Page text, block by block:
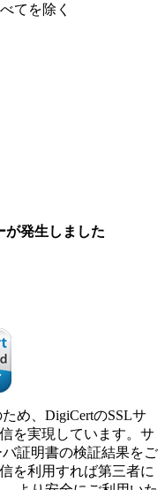
てを除く
が発生しました
め、DigiCertのSSLサ
を実現しています。サ
証明書の検証結果をご
を利用すれば第三者に